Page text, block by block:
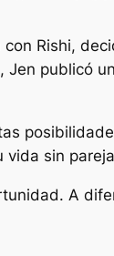
Rishi,
Jen publicó
vida sin
A